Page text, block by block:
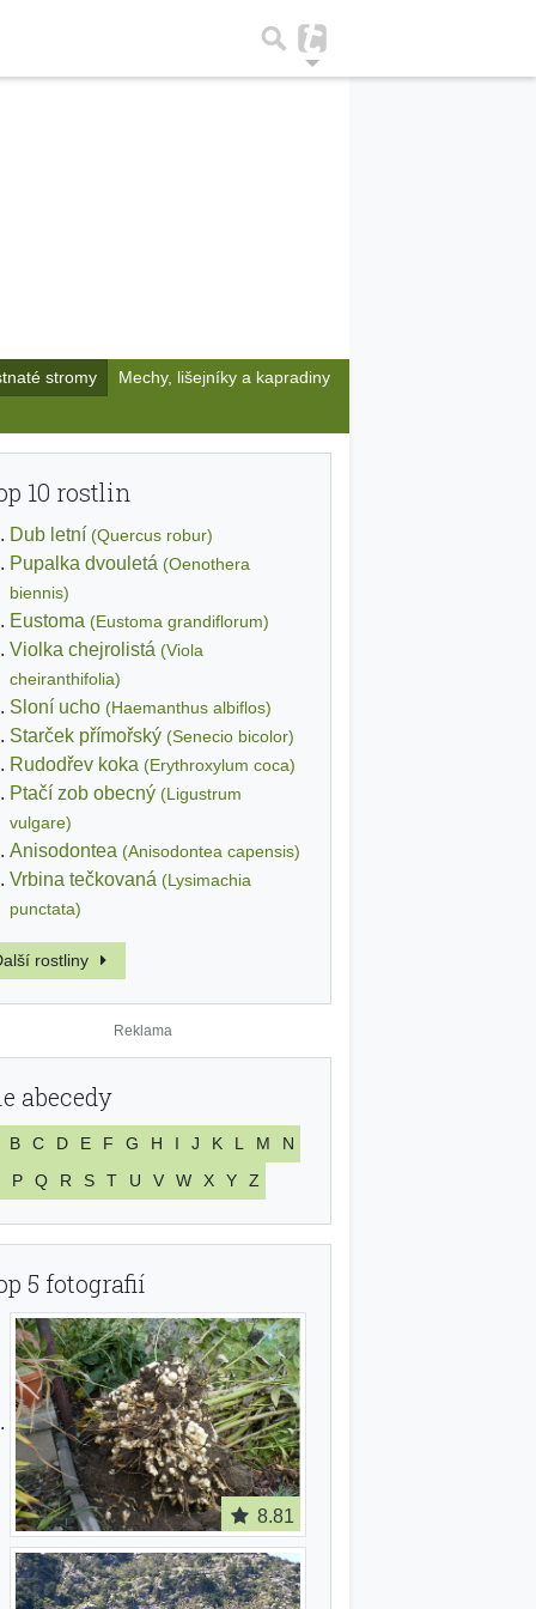
stromy Mechy, lišejníky a kapradiny
10 rostlin
Dub letní (Quercus robur)
Pupalka dvouletá (Oenothera
biennis)
Eustoma (Eustoma grandiflorum)
Violka chejrolistá (Viola
cheiranthifolia)
Sloní ucho (Haemanthus albiflos)
Starček přímořský (Senecio bicolor)
Rudodřev koka (Erythroxylum coca)
Ptačí zob obecný (Ligustrum
vulgare)
Anisodontea (Anisodontea capensis)
Vrbina tečkovaná (Lysimachia
punctata)
rostliny
abecedy
B C D E F G H I J K L M
N
P
Q R S T U V W X Y Z
5 fotografií
8.81